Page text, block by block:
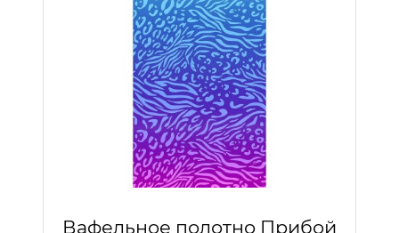
Вафельное полотно Прибой